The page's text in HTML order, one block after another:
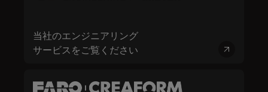
当社のエンジニアリング
サービスをご覧ください